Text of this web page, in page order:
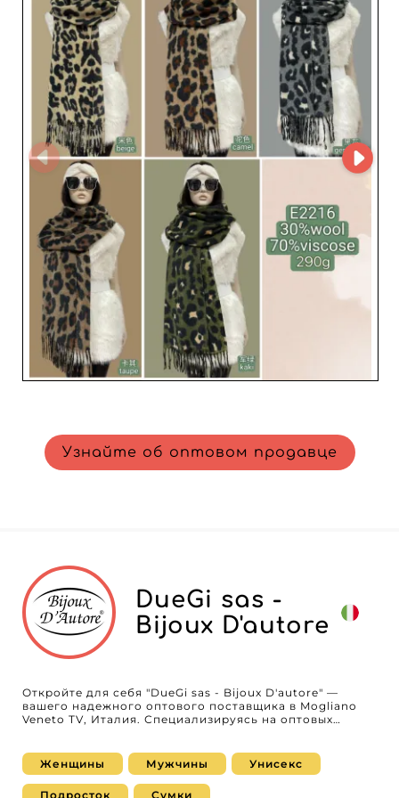
Обервилье, VICTORIA EL пользуется стратегическим
местоположением, которое облегчает взаимодействие
с французскими и международными перепродавцами.
Благодаря оперативной логистике и практической
экспертизе оптовик обеспечивает быстрые поставки,
бесперебойное пополнение запасов и
персонализированное сопровождение. Даже если
VICTORIA EL пока не представлен на MicroStore,
доступ к нему возможен через подробную карточку, а
также через прямой контакт, что обеспечивает
человеческие, надежные и оперативные деловые
отношения. Доверьте VICTORIA EL расширение
ассортимента вашего магазина актуальными,
элегантными и доступными товарами. Независимо от
того, являетесь ли вы небольшим независимым
магазином или развитой распределительной сетью,
этот оптовик предложит решения, которые помогут
увеличить продажи и удовлетворить требовательных
клиентов.
Узнайте об оптовом продавце
DueGi sas -
Bijoux D'autore
Откройте для себя "DueGi sas - Bijoux D'autore" —
вашего надежного оптового поставщика в Mogliano
Veneto TV, Италия. Специализируясь на оптовых
ассортимент продукции высокого качества, которая
расширит ваше предложение и заинтересует ваших
клиентов. Благодаря тщательно подобранному
Женщины Мужчины Унисекс
Подросток Сумки